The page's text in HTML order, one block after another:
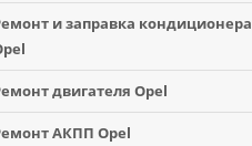
и заправка кондиционера
двигателя Opel
АКПП Opel